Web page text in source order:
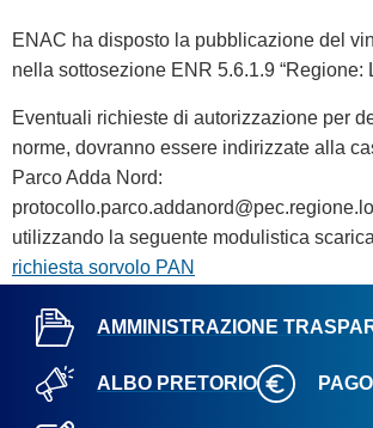
ENAC ha disposto la pubblicazione del
nella sottosezione ENR 5.6.1.9 “Regione:
Eventuali richieste di autorizzazione per
norme, dovranno essere indirizzate alla
Parco Adda Nord:
utilizzando la seguente modulistica
richiesta sorvolo PAN
AMMINISTRAZIONE
ALBO PRETORIO